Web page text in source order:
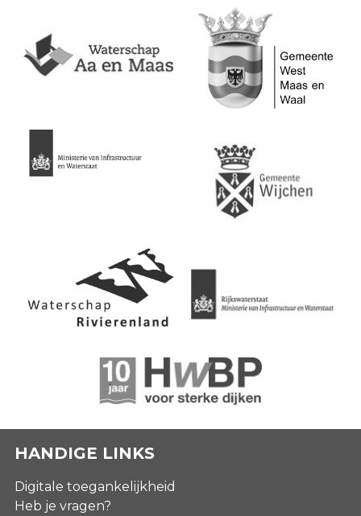
HANDIGE LINKS
Digitale toegankelijkheid
Heb je vragen?